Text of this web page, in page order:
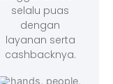
selalu puas
dengan
layanan serta
cashbacknya.